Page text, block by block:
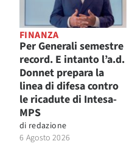
FINANZA
Per Generali semestre
record. E intanto l’a.d.
Donnet prepara la
linea di difesa contro
le ricadute di Intesa-
MPS
di redazione
6 Agosto 2026